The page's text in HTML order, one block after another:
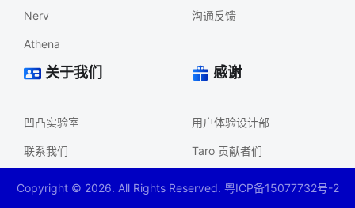
Nerv
Athena
沟通反馈
关于我们
凹凸实验室
联系我们
感谢
用户体验设计部
Taro 贡献者们
Copyright © 2026. All Rights Reserved. 粤ICP备15077732号-2